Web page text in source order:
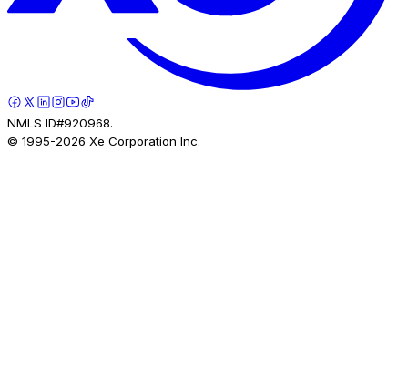
NMLS ID#920968.
© 1995-2026 Xe Corporation Inc.